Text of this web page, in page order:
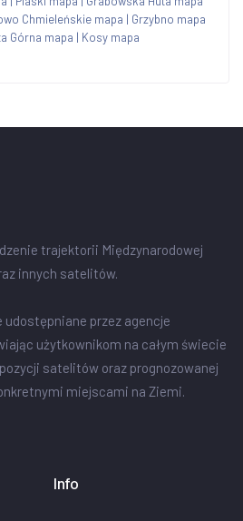
Chmieleńskie mapa | Grzybno mapa
Górna mapa | Kosy mapa
trajektorii Międzynarodowej
innych satelitów.
przez agencje
użytkownikom na całym świecie
satelitów oraz prognozowanej
miejscami na Ziemi.
Info